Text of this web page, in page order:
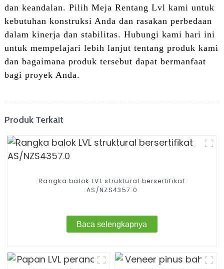
dan keandalan. Pilih Meja Rentang Lvl kami untuk
kebutuhan konstruksi Anda dan rasakan perbedaan
dalam kinerja dan stabilitas. Hubungi kami hari ini
untuk mempelajari lebih lanjut tentang produk kami
dan bagaimana produk tersebut dapat bermanfaat
bagi proyek Anda.
Produk Terkait
Rangka balok LVL struktural bersertifikat
AS/NZS4357.0
Baca selengkapnya